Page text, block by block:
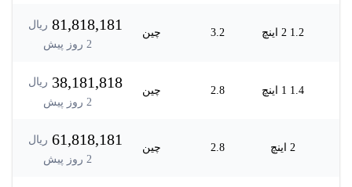
1.2 2 اینچ 3.2 چین 81,818,181 ریال
2 روز پیش
1.4 1 اینچ 2.8 چین 38,181,818 ریال
2 روز پیش
2 اینچ 2.8 چین 61,818,181 ریال
2 روز پیش